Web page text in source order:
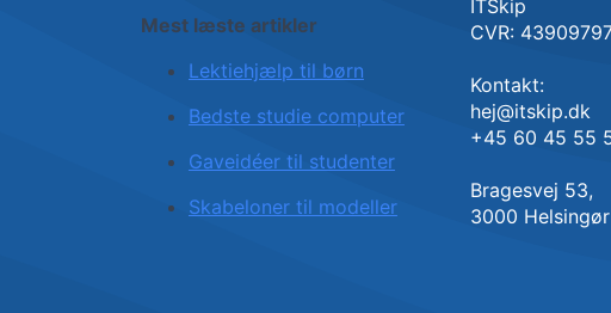
Mest læste artikler
Lektiehjælp til børn
Bedste studie computer
Gaveidéer til studenter
Skabeloner til modeller
ITSkip
CVR:
Kontakt:
hej@itskip.dk
+45 60 45 55
Bragesvej 53,
3000 Helsingør